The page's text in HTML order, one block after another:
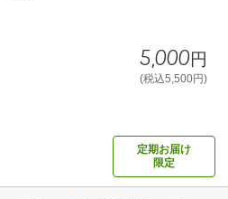
5,000円
(税込5,500円)
定期お届け
限定